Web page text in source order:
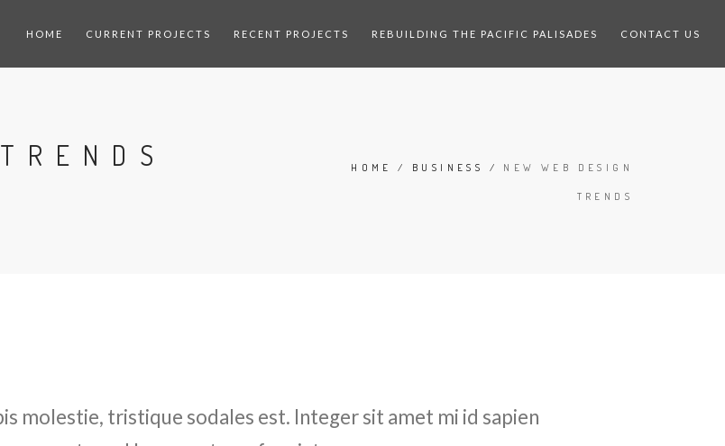
HOME CURRENT PROJECTS RECENT PROJECTS REBUILDING THE PACIFIC PALISADES CONTACT US
HOME / BUSINESS / NEW WEB DESIGN
TRENDS
molestie, tristique sodales est. Integer sit amet mi id sapien